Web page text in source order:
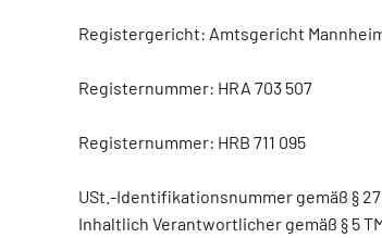
Registergericht: Amtsgericht
Registernummer: HRA 703 507
Registernummer: HRB 711 095
USt.-Identifikationsnummer gemäß §
Inhaltlich Verantwortlicher gemäß § 5